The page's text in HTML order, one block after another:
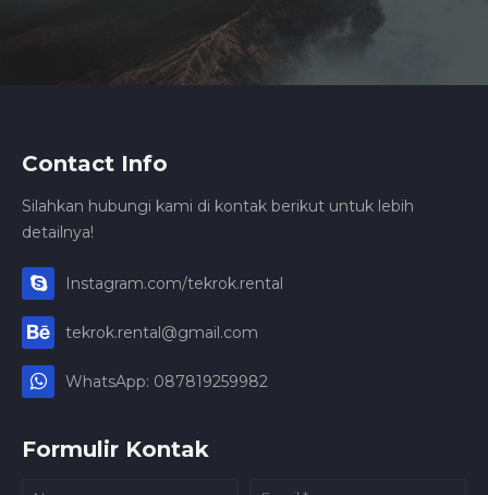
Contact Info
Silahkan hubungi kami di kontak berikut untuk lebih
detailnya!
Instagram.com/tekrok.rental
tekrok.rental@gmail.com
WhatsApp: 087819259982
Formulir Kontak